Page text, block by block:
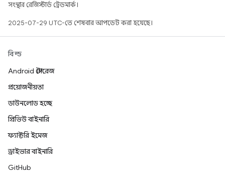
সংস্থার রেজিস্টার্ড ট্রেডমার্ক।
2025-07-29 UTC-তে শেষবার আপডেট করা হয়েছে।
বিল্ড
Android স্টোরেজ
প্রয়োজনীয়তা
ডাউনলোড হচ্ছে
প্রিভিউ বাইনারি
ফ্যাক্টরি ইমেজ
ড্রাইভার বাইনারি
GitHub